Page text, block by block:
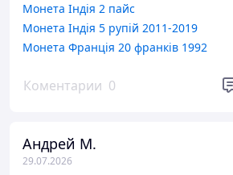
Монета Індія 2 пайс
Монета Індія 5 рупій 2011-2019
Монета Франція 20 франків 1992
Коментарии 0
Андрей М.
29.07.2026